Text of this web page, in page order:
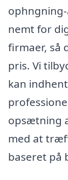
nemt for
firmaer, så
pris. Vi
kan
opsætning
med at
baseret på